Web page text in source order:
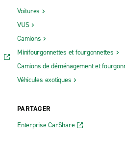
Voitures
VUS
Camions
Minifourgonnettes et fourgonnettes
Camions de déménagement et
Véhicules exotiques
PARTAGER
Enterprise CarShare